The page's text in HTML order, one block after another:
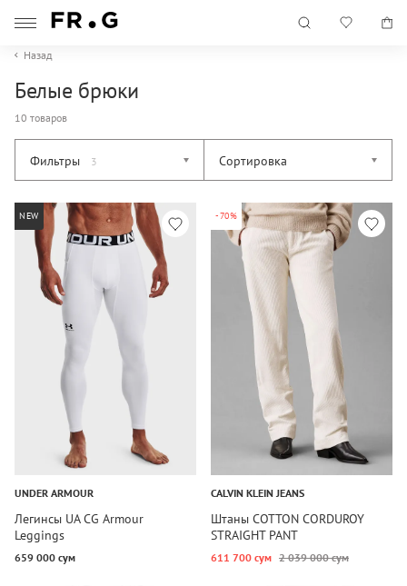
Назад
Белые брюки
10 товаров
Фильтры 3 Сортировка
NEW
UNDER ARMOUR
Легинсы UA CG Armour
Leggings
659 000 сум
-70%
CALVIN KLEIN JEANS
Штаны COTTON CORDUROY
STRAIGHT PANT
611 700 сум 2 039 000 сум